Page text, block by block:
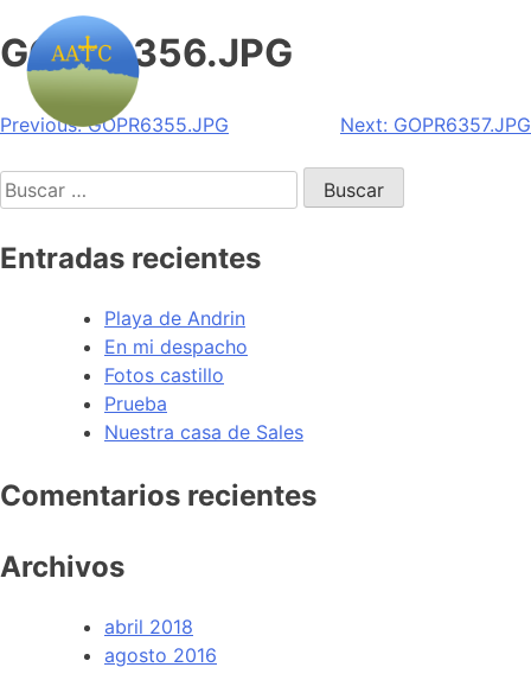
GOPR6356.JPG
Navegación
de
entradas
Previous: GOPR6355.JPG Next: GOPR6357.JPG
Buscar:
Entradas recientes
Playa de Andrin
En mi despacho
Fotos castillo
Prueba
Nuestra casa de Sales
Comentarios recientes
Archivos
abril 2018
agosto 2016